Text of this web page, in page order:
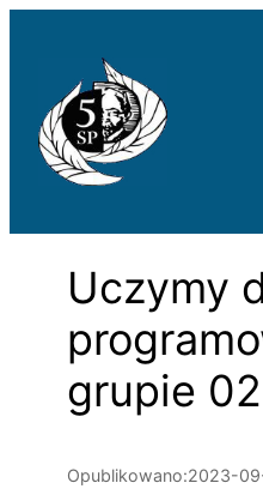
Uczymy
grupie 02
Opublikowano:2023-